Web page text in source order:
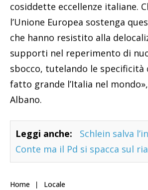
cosiddette eccellenze italiane.
l’Unione Europea sostenga
che hanno resistito alla
supporti nel reperimento di
sbocco, tutelando le specificità
fatto grande l’Italia nel
Albano.
Leggi anche:
Schlein salva
Conte ma il Pd si spacca sul
Home Locale